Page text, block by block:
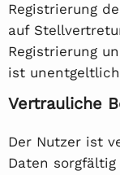
Registrierung
auf
Registrierung
ist
Vertrauliche
Der Nutzer ist
Daten